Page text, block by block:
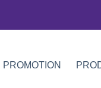
PROMOTION